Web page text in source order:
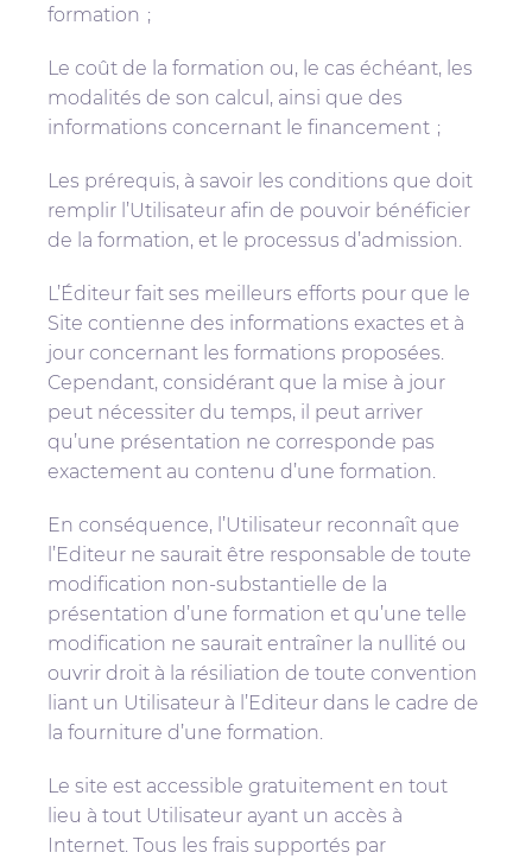
formation ;
Le coût de la formation ou, le cas échéant, les
modalités de son calcul, ainsi que des
informations concernant le financement ;
Les prérequis, à savoir les conditions que doit
remplir l’Utilisateur afin de pouvoir bénéficier
de la formation, et le processus d’admission.
L’Éditeur fait ses meilleurs efforts pour que le
Site contienne des informations exactes et à
jour concernant les formations proposées.
Cependant, considérant que la mise à jour
peut nécessiter du temps, il peut arriver
qu’une présentation ne corresponde pas
exactement au contenu d’une formation.
En conséquence, l’Utilisateur reconnaît que
l’Editeur ne saurait être responsable de toute
modification non-substantielle de la
présentation d’une formation et qu’une telle
modification ne saurait entraîner la nullité ou
ouvrir droit à la résiliation de toute convention
liant un Utilisateur à l’Editeur dans le cadre de
la fourniture d’une formation.
Le site est accessible gratuitement en tout
lieu à tout Utilisateur ayant un accès à
Internet. Tous les frais supportés par